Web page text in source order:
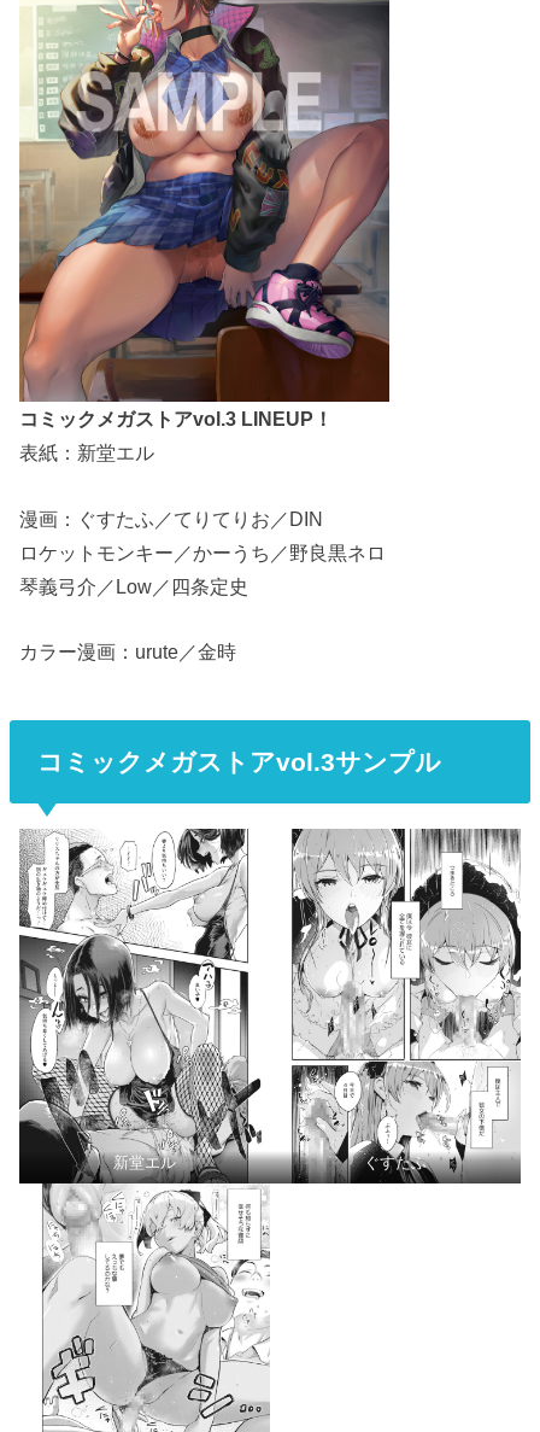
コミックメガストアvol.3 LINEUP！
表紙：新堂エル
漫画：ぐすたふ／てりてりお／DIN
ロケットモンキー／かーうち／野良黒ネロ
琴義弓介／Low／四条定史
カラー漫画：urute／金時
コミックメガストアvol.3サンプル
新堂エル ぐすたふ